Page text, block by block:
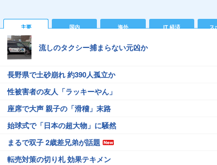
主要 国内 海外 IT 経済 ス
流しのタクシー捕まらない元凶か
長野県で土砂崩れ 約390人孤立か
性被害者の友人「ラッキーやん」
座席で大声 親子の「滑稽」末路
始球式で「日本の超大物」に騒然
まるで双子 2歳差兄弟が話題
転売対策の切り札 効果テキメン